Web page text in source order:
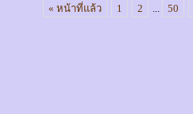
« หน้าที่แล้ว 1 2 ... 50